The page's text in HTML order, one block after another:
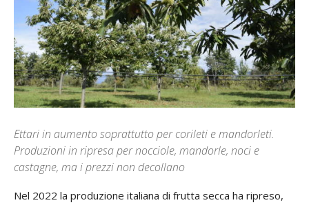
Ettari in aumento soprattutto per corileti e mandorleti.
Produzioni in ripresa per nocciole, mandorle, noci e
castagne, ma i prezzi non decollano
Nel 2022 la produzione italiana di frutta secca ha ripreso,